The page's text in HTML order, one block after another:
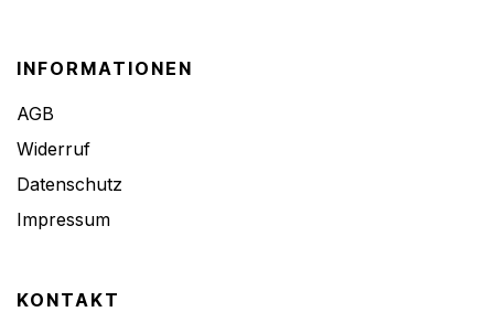
INFORMATIONEN
AGB
Widerruf
Datenschutz
Impressum
KONTAKT